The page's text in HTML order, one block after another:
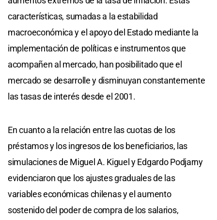
características, sumadas a la estabilidad
macroeconómica y el apoyo del Estado mediante la
implementación de políticas e instrumentos que
acompañen al mercado, han posibilitado que el
mercado se desarrolle y disminuyan constantemente
las tasas de interés desde el 2001.
En cuanto a la relación entre las cuotas de los
préstamos y los ingresos de los beneficiarios, las
simulaciones de Miguel A. Kiguel y Edgardo Podjarny
evidenciaron que los ajustes graduales de las
variables económicas chilenas y el aumento
sostenido del poder de compra de los salarios,